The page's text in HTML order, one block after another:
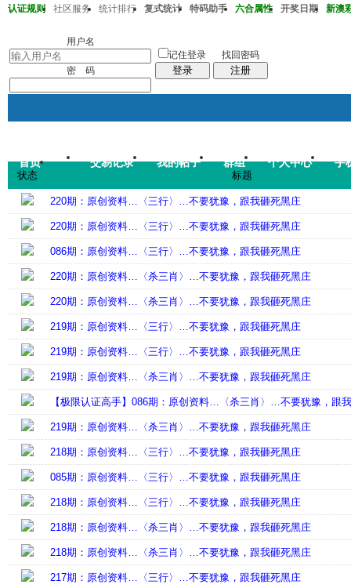
认证规则 社区服务 统计排行 复式统计 特码助手 六合属性 开奖日期
新澳
用户名
密 码
记住登录
登录
找回密码
注册
首页 交易记录 我的帖子 群组 个人中心 手
帖子
码皇总管 说：2026年7月底
状态 标题
220期：原创资料…〈三行〉…不要犹豫，跟我砸死黑庄
220期：原创资料…〈三行〉…不要犹豫，跟我砸死黑庄
086期：原创资料…〈三行〉…不要犹豫，跟我砸死黑庄
220期：原创资料…〈杀三肖〉…不要犹豫，跟我砸死黑庄
220期：原创资料…〈杀三肖〉…不要犹豫，跟我砸死黑庄
219期：原创资料…〈三行〉…不要犹豫，跟我砸死黑庄
219期：原创资料…〈三行〉…不要犹豫，跟我砸死黑庄
219期：原创资料…〈杀三肖〉…不要犹豫，跟我砸死黑庄
【极限认证高手】086期：原创资料…〈杀三肖〉…不要犹豫，跟
219期：原创资料…〈杀三肖〉…不要犹豫，跟我砸死黑庄
218期：原创资料…〈三行〉…不要犹豫，跟我砸死黑庄
085期：原创资料…〈三行〉…不要犹豫，跟我砸死黑庄
218期：原创资料…〈三行〉…不要犹豫，跟我砸死黑庄
218期：原创资料…〈杀三肖〉…不要犹豫，跟我砸死黑庄
218期：原创资料…〈杀三肖〉…不要犹豫，跟我砸死黑庄
217期：原创资料…〈三行〉…不要犹豫，跟我砸死黑庄